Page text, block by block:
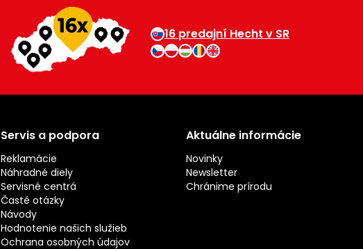
16 predajní Hecht v SR
Servis a podpora
Reklamácie
Náhradné diely
Servisné centrá
Časté otázky
Návody
Hodnotenie našich služieb
Ochrana osobných údajov
Aktuálne informácie
Novinky
Newsletter
Chránime prírodu